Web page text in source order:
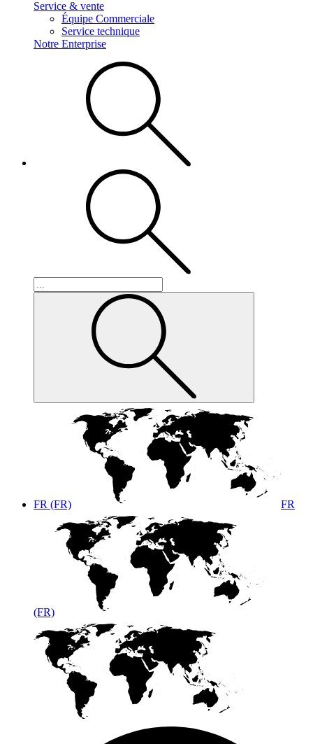
Service & vente
Équipe Commerciale
Service technique
Notre Enterprise
FR (FR) FR
(FR)